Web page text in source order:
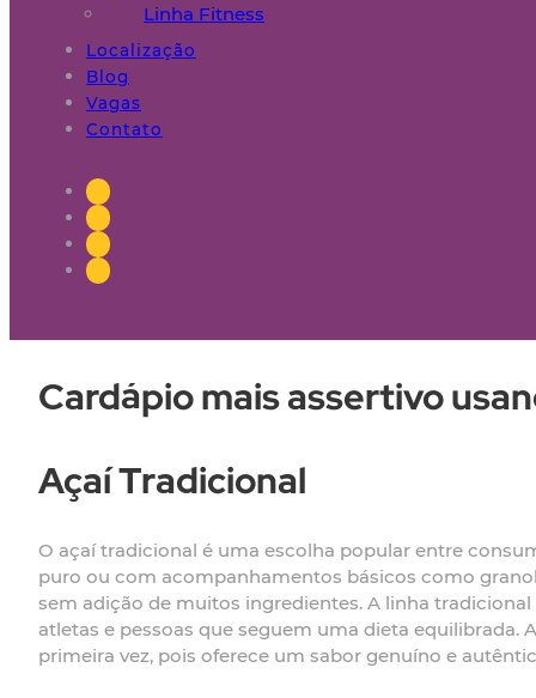
Linha Fitness
Localização
Blog
Vagas
Contato
Cardápio mais assertivo
Açaí Tradicional
O açaí tradicional é uma escolha popular entre
puro ou com acompanhamentos básicos como
sem adição de muitos ingredientes. A linha
atletas e pessoas que seguem uma dieta
primeira vez, pois oferece um sabor genuíno e